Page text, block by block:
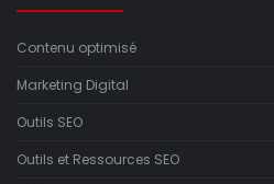
Contenu optimisé
Marketing Digital
Outils SEO
Outils et Ressources SEO